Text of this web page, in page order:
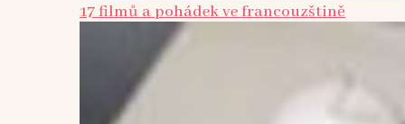
17 filmů a pohádek ve francouzštině